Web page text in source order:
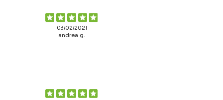
03/02/2021
andrea g.